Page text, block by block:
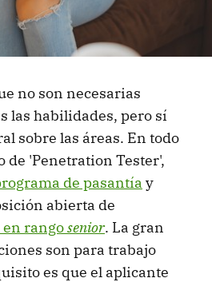
no son necesarias
las habilidades, pero sí
sobre las áreas. En todo
de 'Penetration Tester',
de pasantía y
abierta de
rangosenior. La gran
son para trabajo
es que el aplicante